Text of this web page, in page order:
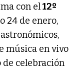
con el12º
24 de enero,
música en vivo
de celebración